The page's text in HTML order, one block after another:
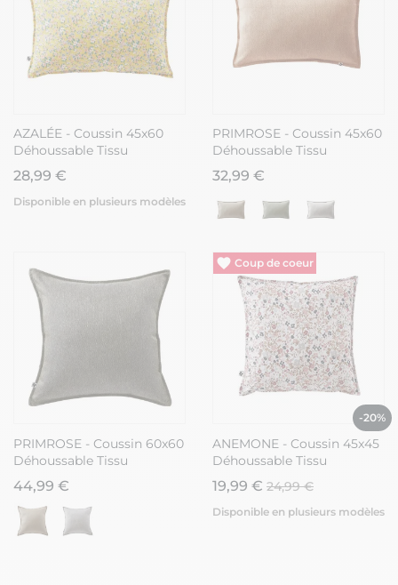
AZALÉE - Coussin 45x60
Déhoussable Tissu
Déperlant Motif Fleuri
28,99 €
Disponible en plusieurs modèles
PRIMROSE - Coussin 45x60
Déhoussable Tissu
Déperlant Corail
32,99 €
PRIMROSE - Coussin 60x60
Déhoussable Tissu
Déperlant Vert
44,99 €
Vide entrepôt
-20%
ANEMONE - Coussin 45x45
Déhoussable Tissu
Déperlant Motif Fleuri
19,99 € 24,99 €
Disponible en plusieurs modèles